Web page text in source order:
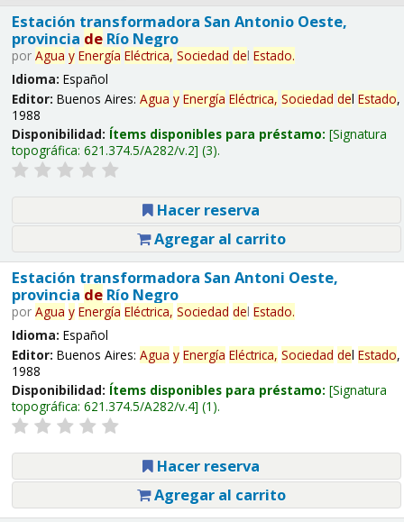
Estación transformadora San Antonio Oeste,
provincia deRío Negro
por Agua y Energía Eléctrica, Sociedad del Estado.
Idioma: Español
Editor: Buenos Aires: Agua y Energía Eléctrica, Sociedad del Estado,
1988
Disponibilidad: Ítems disponibles para préstamo: Signatura
topográfica: 621.374.5/A282/v.2 (3).
Hacer reserva
Agregar al carrito
Estación transformadora San Antoni Oeste,
provincia deRío Negro
por Agua y Energía Eléctrica, Sociedad del Estado.
Idioma: Español
Editor: Buenos Aires: Agua y Energía Eléctrica, Sociedad del Estado,
1988
Disponibilidad: Ítems disponibles para préstamo: Signatura
topográfica: 621.374.5/A282/v.4 (1).
Hacer reserva
Agregar al carrito